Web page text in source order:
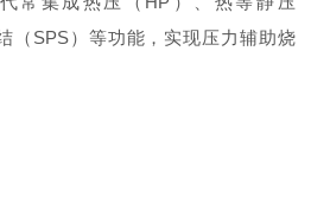
（SPS）等功能，实现压力辅助烧